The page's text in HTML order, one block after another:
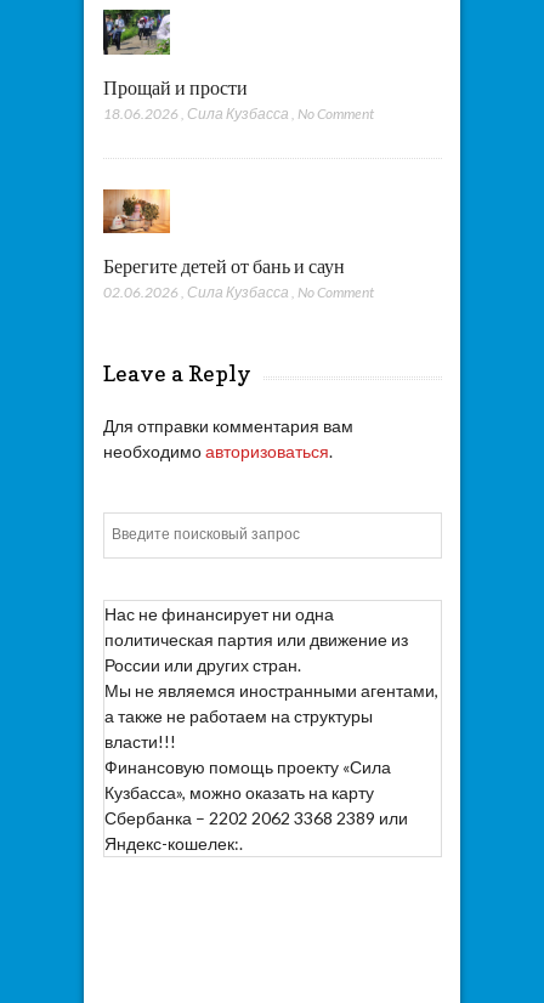
Прощай и прости
18.06.2026 Сила Кузбасса No Comment
Берегите детей от бань и саун
02.06.2026 , Сила Кузбасса , No Comment
Leave a Reply
Для отправки комментария вам
необходимоавторизоваться.
Нас не финансирует ни одна
политическая партия или движение из
России или других стран.
Мы не являемся иностранными агентами,
а также не работаем на структуры
власти!!!
Финансовую помощь проекту «Сила
Кузбасса», можно оказать на карту
Сбербанка – 2202 2062 3368 2389 или
Яндекс-кошелек:.